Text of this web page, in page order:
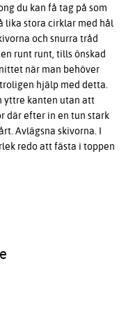
du kan få tag på som
lika stora cirklar med hål
och snurra tråd
runt runt, tills önskad
när man behöver
hjälp med detta.
yttre kanten utan att
där efter in en tun stark
Avlägsna skivorna. I
redo att fästa i toppen